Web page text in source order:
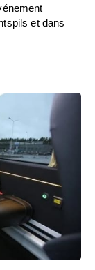
et dans